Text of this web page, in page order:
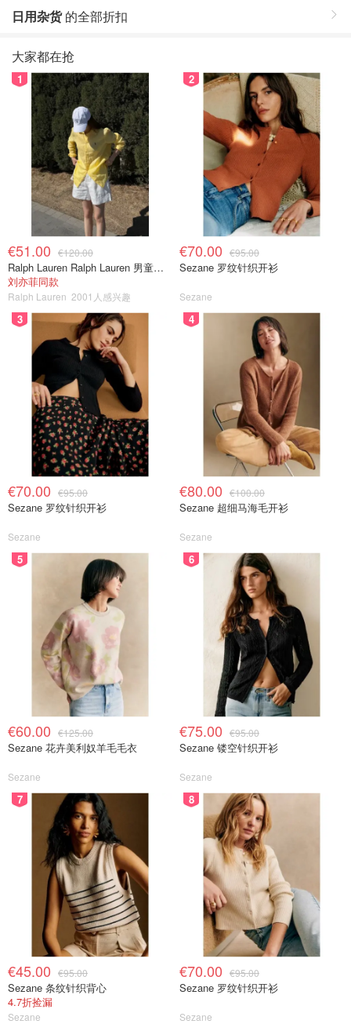
日用杂货的全部折扣
大家都在抢
1
€51.00 €120.00
Ralph Lauren Ralph Lauren 男童亚麻衬衫
刘亦菲同款
Ralph Lauren 2001人感兴趣
2
€70.00 €95.00
Sezane 罗纹针织开衫
Sezane
3
€70.00 €95.00
Sezane 罗纹针织开衫
Sezane
4
€80.00 €100.00
Sezane 超细马海毛开衫
Sezane
5
€60.00 €125.00
Sezane 花卉美利奴羊毛毛衣
Sezane
6
€75.00 €95.00
Sezane 镂空针织开衫
Sezane
7
€45.00 €95.00
Sezane 条纹针织背心
4.7折捡漏
Sezane
8
€70.00 €95.00
Sezane 罗纹针织开衫
Sezane